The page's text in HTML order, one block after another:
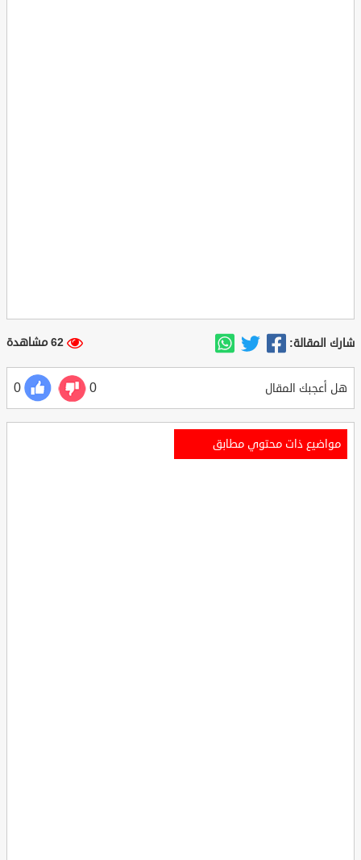
شارك المقالة: 62 مشاهدة
هل أعجبك المقال 0
0
مواضيع ذات محتوي مطابق